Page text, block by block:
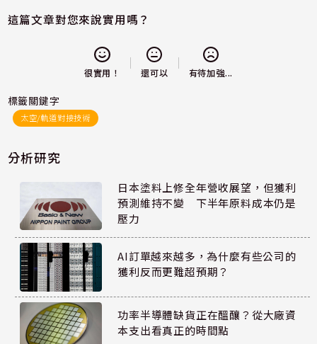
這篇文章對您來說實用嗎？
很實用！ 還可以 有待加強...
標籤關鍵字
太空/軌道對接技術
分析研究
日本塗料上修全年營收展望，但獲利
預測維持不變 下半年原料成本仍是
壓力
AI訂單越來越多，為什麼有些公司的
獲利反而更難超預期？
功率半導體缺貨正在醞釀？從大廠資
本支出看真正的時間點